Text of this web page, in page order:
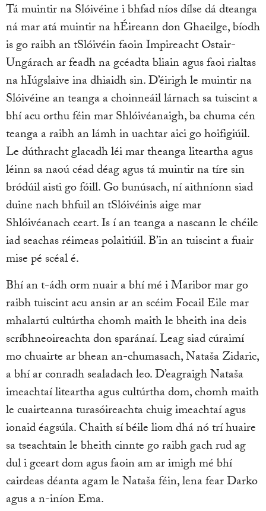
Tá muintir na Slóivéine i bhfad níos dílse dá dteanga
ná mar atá muintir na hÉireann don Ghaeilge, bíodh
is go raibh an tSlóivéin faoin Impireacht Ostair-
Ungárach ar feadh na gcéadta bliain agus faoi rialtas
na hIúgslaive ina dhiaidh sin. D’éirigh le muintir na
Slóivéine an teanga a choinneáil lárnach sa tuiscint a
bhí acu orthu féin mar Shlóivéanaigh, ba chuma cén
teanga a raibh an lámh in uachtar aici go hoifigiúil.
Le dúthracht glacadh léi mar theanga liteartha agus
léinn sa naoú céad déag agus tá muintir na tíre sin
bródúil aisti go fóill. Go bunúsach, ní aithníonn siad
duine nach bhfuil an tSlóivéinis aige mar
Shlóivéanach ceart. Is í an teanga a nascann le chéile
iad seachas réimeas polaitiúil. B’in an tuiscint a fuair
mise pé scéal é.
Bhí an t-ádh orm nuair a bhí mé i Maribor mar go
raibh tuiscint acu ansin ar an scéim Focail Eile mar
mhalartú cultúrtha chomh maith le bheith ina deis
scríbhneoireachta don sparánaí. Leag siad cúraimí
mo chuairte ar bhean an-chumasach, Nataša Zidaric,
a bhí ar conradh sealadach leo. D’eagraigh Nataša
imeachtaí liteartha agus cultúrtha dom, chomh maith
le cuairteanna turasóireachta chuig imeachtaí agus
ionaid éagsúla. Chaith sí béile liom dhá nó trí huaire
sa tseachtain le bheith cinnte go raibh gach rud ag
dul i gceart dom agus faoin am ar imigh mé bhí
cairdeas déanta agam le Nataša féin, lena fear Darko
agus a n-iníon Ema.